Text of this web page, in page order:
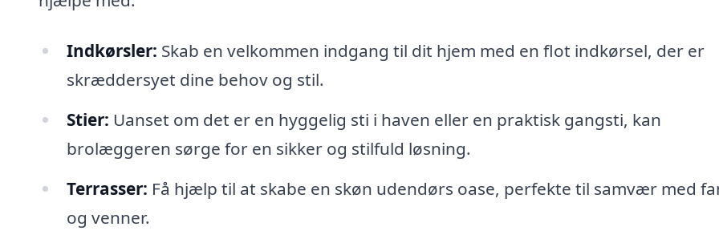
Indkørsler: Skab en velkommen indgang til dit hjem med en flot indkørsel, der er
skræddersyet dine behov og stil.
Stier: Uanset om det er en hyggelig sti i haven eller en praktisk gangsti, kan
brolæggeren sørge for en sikker og stilfuld løsning.
Terrasser: Få hjælp til at skabe en skøn udendørs oase, perfekte til samvær med
og venner.